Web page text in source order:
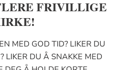
FRIVILLIGE
MED GOD TID? LIKER DU
LIKER DU Å SNAKKE MED